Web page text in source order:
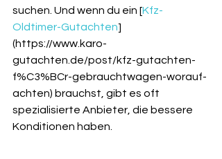
suchen. Und wenn du ein [Kfz-
Oldtimer-Gutachten]
(https://www.karo-
gutachten.de/post/kfz-gutachten-
f%C3%BCr-gebrauchtwagen-worauf-
achten) brauchst, gibt es oft
spezialisierte Anbieter, die bessere
Konditionen haben.